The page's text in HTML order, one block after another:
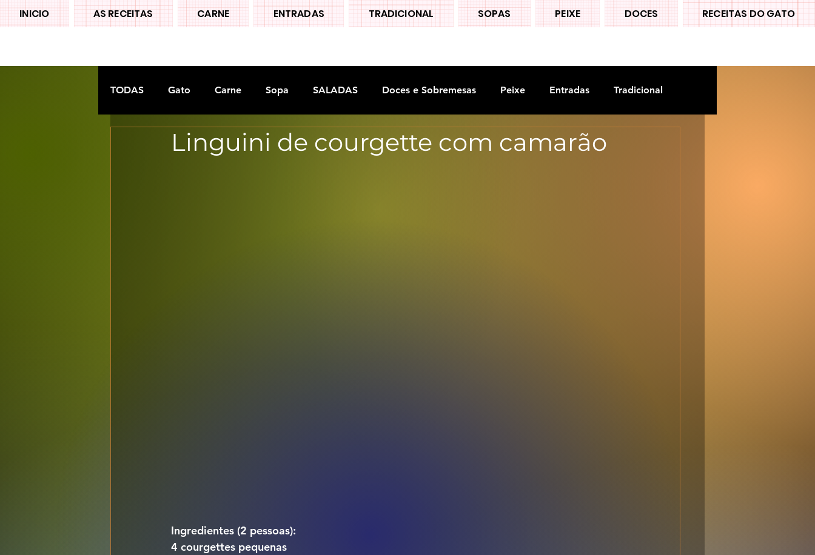
INICIO AS RECEITAS CARNE ENTRADAS TRADICIONAL SOPAS PEIXE DOCES RECEITAS DO GATO
TODAS Gato Carne Sopa SALADAS Doces e Sobremesas Peixe Entradas Tradicional
Doces tradiconais FRUTAS Legumes
Linguini de courgette com camarão
Ingredientes (2 pessoas):
4 courgettes pequenas